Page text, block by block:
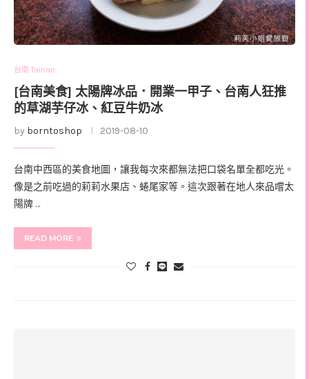
台南 Tainan
[台南美食] 太陽牌冰品．開業一甲子、台南人狂推
的草湖芋仔冰、紅豆牛奶冰
by borntoshop 2019-08-10
台南中西區的美食地圖，讓我每次來都無法把口袋名單全都吃光。
像是之前吃過的莉莉水果店、蜷尾家等。這次跟著在地人來品嚐太
陽牌 …
READ MORE